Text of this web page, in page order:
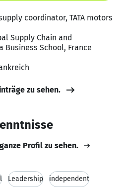
coordinator, TATA motors
Supply Chain and
Business School, France
zu sehen.
Profil zu sehen.
Leadership independent